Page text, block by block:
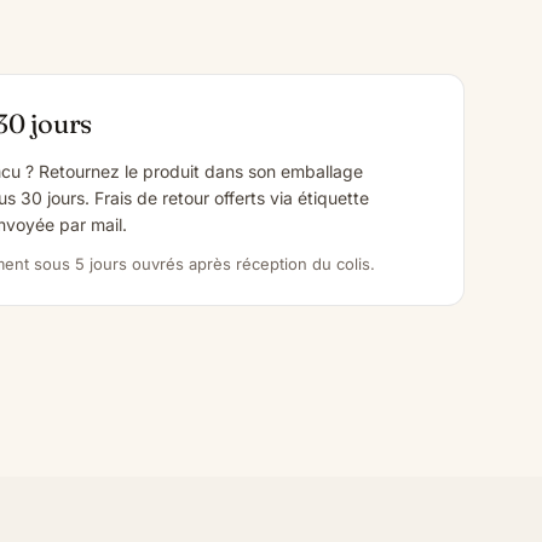
jours
? Retournez le produit dans son emballage
30 jours. Frais de retour offerts via étiquette
par mail.
sous 5 jours ouvrés après réception du colis.